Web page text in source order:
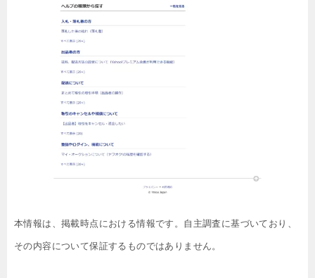
本情報は、掲載時点における情報です。自主調査に基づいており、
その内容について保証するものではありません。